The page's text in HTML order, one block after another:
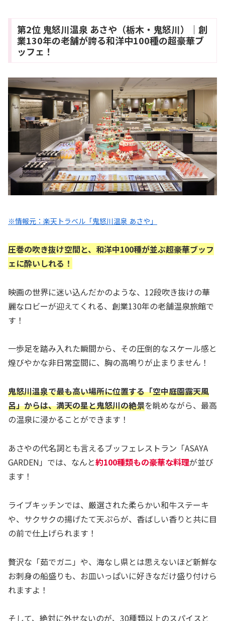
第2位 鬼怒川温泉 あさや（栃木・鬼怒川）｜創
業130年の老舗が誇る和洋中100種の超豪華ブ
ッフェ！
※情報元：楽天トラベル「鬼怒川温泉 あさや」
圧巻の吹き抜け空間と、和洋中100種が並ぶ超豪華ブッフ
ェに酔いしれる！
映画の世界に迷い込んだかのような、12段吹き抜けの華
麗なロビーが迎えてくれる、創業130年の老舗温泉旅館で
す！
一歩足を踏み入れた瞬間から、その圧倒的なスケール感と
煌びやかな非日常空間に、胸の高鳴りが止まりません！
鬼怒川温泉で最も高い場所に位置する「空中庭園露天風
呂」からは、満天の星と鬼怒川の絶景を眺めながら、最高
の温泉に浸かることができます！
あさやの代名詞とも言えるブッフェレストラン「ASAYA
GARDEN」では、なんと約100種類もの豪華な料理が並び
ます！
ライブキッチンでは、厳選された柔らかい和牛ステーキ
や、サクサクの揚げたて天ぷらが、香ばしい香りと共に目
の前で仕上げられます！
贅沢な「茹でガニ」や、海なし県とは思えないほど新鮮な
お刺身の船盛りも、お皿いっぱいに好きなだけ盛り付けら
れますよ！
そして、絶対に外せないのが、30種類以上のスパイスと